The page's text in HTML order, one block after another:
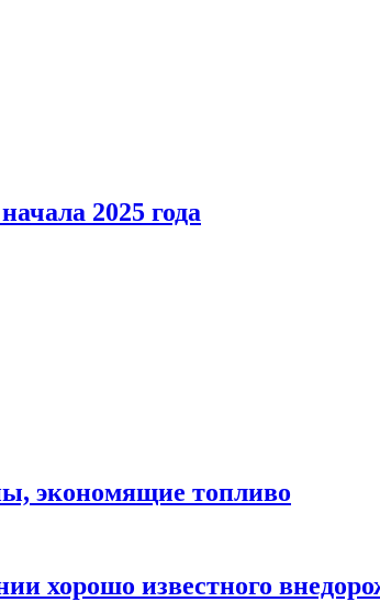
2025 года
экономящие топливо
хорошо известного